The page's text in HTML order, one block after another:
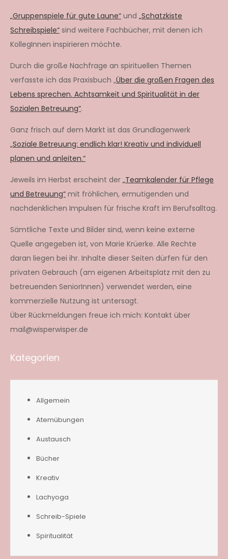
„Gruppenspiele für gute Laune“ und „Schatzkiste
Schreibspiele“ sind weitere Fachbücher, mit denen ich
KollegInnen inspirieren möchte.
Durch die große Nachfrage an spirituellen Themen
verfasste ich das Praxisbuch „Über die großen Fragen des
Lebens sprechen. Achtsamkeit und Spiritualität in der
Sozialen Betreuung“.
Ganz frisch auf dem Markt ist das Grundlagenwerk
„Soziale Betreuung: endlich klar! Kreativ und individuell
planen und anleiten.“
Jeweils im Herbst erscheint der „Teamkalender für Pflege
und Betreuung“ mit fröhlichen, ermutigenden und
nachdenklichen Impulsen für frische Kraft im Berufsalltag.
Sämtliche Texte und Bilder sind, wenn keine externe
Quelle angegeben ist, von Marie Krüerke. Alle Rechte
daran liegen bei ihr. Inhalte dieser Seiten dürfen für den
privaten Gebrauch (am eigenen Arbeitsplatz mit den zu
betreuenden SeniorInnen) verwendet werden, eine
kommerzielle Nutzung ist untersagt.
Über Rückmeldungen freue ich mich: Kontakt über
mail@wisperwisper.de
Kategorien
Allgemein
Atemübungen
Austausch
Bücher
Kreativ
Lachyoga
Schreib-Spiele
Spiritualität